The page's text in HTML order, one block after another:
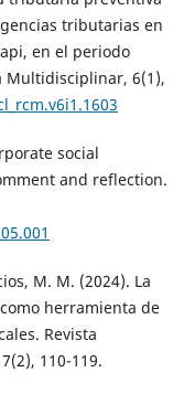
tributarias en
en el periodo
Multidisciplinar, 6(1),
social
and reflection.
M. M. (2024). La
herramienta de
Revista
110-119.